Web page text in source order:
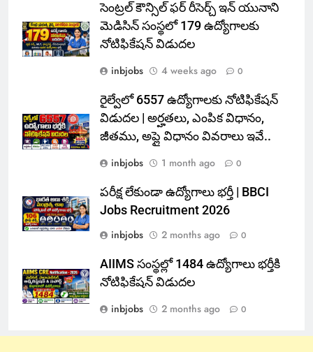
సెంట్రల్ కౌన్సిల్ ఫర్ రీసెర్చ్ ఇన్ యునాని
మెడిసిన్ సంస్థలో 179 ఉద్యోగాలకు
నోటిఫికేషన్ విడుదల
inbjobs
4 weeks ago 0
రైల్వేలో 6557 ఉద్యోగాలకు నోటిఫికేషన్
విడుదల | అర్హతలు, ఎంపిక విధానం,
జీతము, అప్లై విధానం వివరాలు ఇవే..
inbjobs
1 month ago 0
పరీక్ష లేకుండా ఉద్యోగాలు భర్తీ | BBCI
Jobs Recruitment 2026
inbjobs
2 months ago 0
AIIMS సంస్థల్లో 1484 ఉద్యోగాలు భర్తీకి
నోటిఫికేషన్ విడుదల
inbjobs
2 months ago 0